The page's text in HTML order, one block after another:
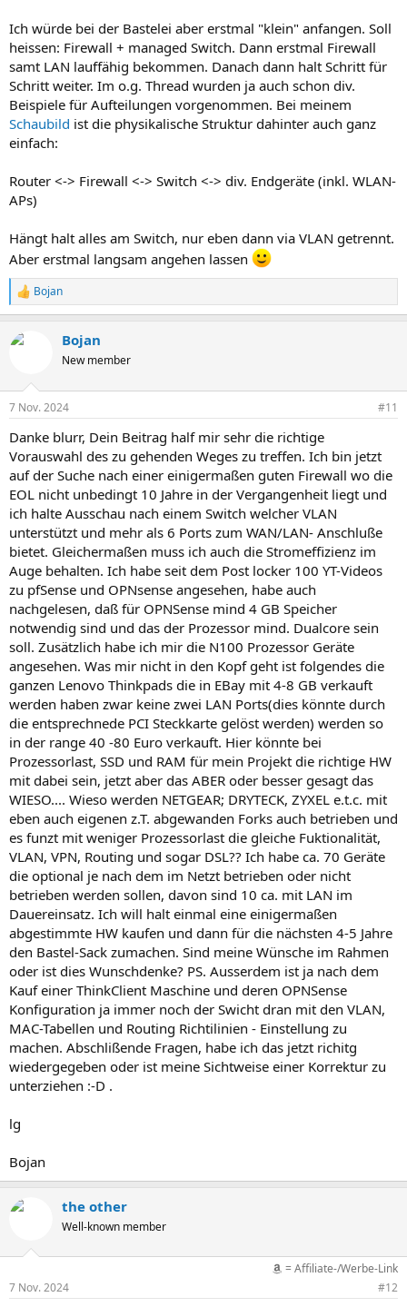
Ich würde bei der Bastelei aber erstmal "klein" anfangen. Soll
heissen: Firewall + managed Switch. Dann erstmal Firewall
samt LAN lauffähig bekommen. Danach dann halt Schritt für
Schritt weiter. Im o.g. Thread wurden ja auch schon div.
Beispiele für Aufteilungen vorgenommen. Bei meinem
Schaubild ist die physikalische Struktur dahinter auch ganz
einfach:
Router <-> Firewall <-> Switch <-> div. Endgeräte (inkl. WLAN-
APs)
Hängt halt alles am Switch, nur eben dann via VLAN getrennt.
Aber erstmal langsam angehen lassen
R
e
k
e
:
Bojan
Bojan
New member
7 Nov. 2024 #11
Danke blurr, Dein Beitrag half mir sehr die richtige
Vorauswahl des zu gehenden Weges zu treffen. Ich bin jetzt
auf der Suche nach einer einigermaßen guten Firewall wo die
EOL nicht unbedingt 10 Jahre in der Vergangenheit liegt und
ich halte Ausschau nach einem Switch welcher VLAN
unterstützt und mehr als 6 Ports zum WAN/LAN- Anschluße
bietet. Gleichermaßen muss ich auch die Stromeffizienz im
Auge behalten. Ich habe seit dem Post locker 100 YT-Videos
zu pfSense und OPNsense angesehen, habe auch
nachgelesen, daß für OPNSense mind 4 GB Speicher
notwendig sind und das der Prozessor mind. Dualcore sein
soll. Zusätzlich habe ich mir die N100 Prozessor Geräte
angesehen. Was mir nicht in den Kopf geht ist folgendes die
ganzen Lenovo Thinkpads die in EBay mit 4-8 GB verkauft
werden haben zwar keine zwei LAN Ports(dies könnte durch
die entsprechnede PCI Steckkarte gelöst werden) werden so
in der range 40 -80 Euro verkauft. Hier könnte bei
Prozessorlast, SSD und RAM für mein Projekt die richtige HW
mit dabei sein, jetzt aber das ABER oder besser gesagt das
WIESO.... Wieso werden NETGEAR; DRYTECK, ZYXEL e.t.c. mit
eben auch eigenen z.T. abgewanden Forks auch betrieben und
es funzt mit weniger Prozessorlast die gleiche Fuktionalität,
VLAN, VPN, Routing und sogar DSL?? Ich habe ca. 70 Geräte
die optional je nach dem im Netzt betrieben oder nicht
betrieben werden sollen, davon sind 10 ca. mit LAN im
Dauereinsatz. Ich will halt einmal eine einigermaßen
abgestimmte HW kaufen und dann für die nächsten 4-5 Jahre
den Bastel-Sack zumachen. Sind meine Wünsche im Rahmen
oder ist dies Wunschdenke? PS. Ausserdem ist ja nach dem
Kauf einer ThinkClient Maschine und deren OPNSense
Konfiguration ja immer noch der Swicht dran mit den VLAN,
MAC-Tabellen und Routing Richtilinien - Einstellung zu
machen. Abschlißende Fragen, habe ich das jetzt richitg
wiedergegeben oder ist meine Sichtweise einer Korrektur zu
unterziehen :-D .
lg
Bojan
the other
Well-known member
= Affiliate-/Werbe-Link
7 Nov. 2024
#12